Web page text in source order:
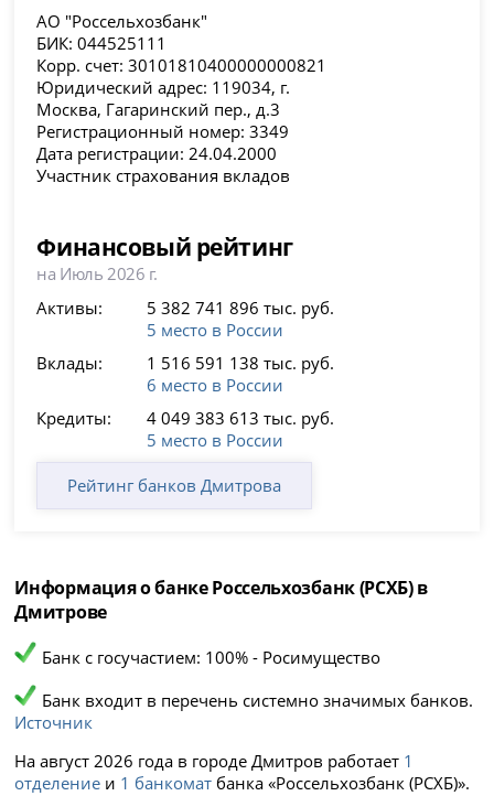
АО "Россельхозбанк"
БИК: 044525111
Корр. счет: 30101810400000000821
Юридический адрес: 119034, г.
Москва, Гагаринский пер., д.3
Регистрационный номер: 3349
Дата регистрации: 24.04.2000
Участник страхования вкладов
Финансовый рейтинг
на Июль 2026 г.
Активы:
5 382 741 896 тыс. руб.
5 место в России
Вклады:
1 516 591 138 тыс. руб.
6 место в России
Кредиты:
4 049 383 613 тыс. руб.
5 место в России
Рейтинг банков Дмитрова
Информация о банке Россельхозбанк (РСХБ) в
Дмитрове
Банк с госучастием: 100% - Росимущество
Банк входит в перечень системно значимых банков.
Источник
На август 2026 года в городе Дмитров работает 1
отделение и 1 банкомат банка «Россельхозбанк (РСХБ)».